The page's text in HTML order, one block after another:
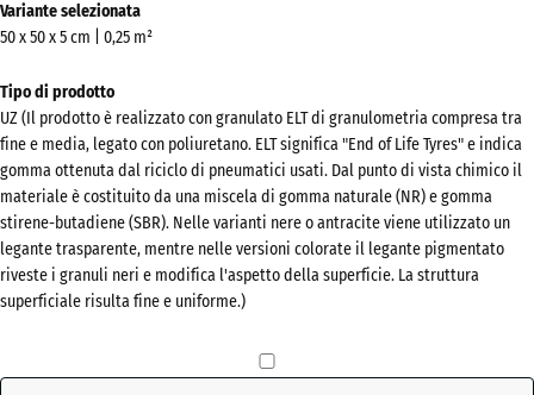
informazioni
sui
colori?
Mostra
la
palette
colori
Antracite(active)
ardesia
Variante selezionata
50 x 50 x 5 cm | 0,25 m²
Tipo di prodotto
UZ (Il prodotto è realizzato con granulato ELT di granulometria compresa tra
fine e media, legato con poliuretano. ELT significa "End of Life Tyres" e indica
gomma ottenuta dal riciclo di pneumatici usati. Dal punto di vista chimico il
materiale è costituito da una miscela di gomma naturale (NR) e gomma
stirene-butadiene (SBR). Nelle varianti nere o antracite viene utilizzato un
legante trasparente, mentre nelle versioni colorate il legante pigmentato
riveste i granuli neri e modifica l'aspetto della superficie. La struttura
superficiale risulta fine e uniforme.)